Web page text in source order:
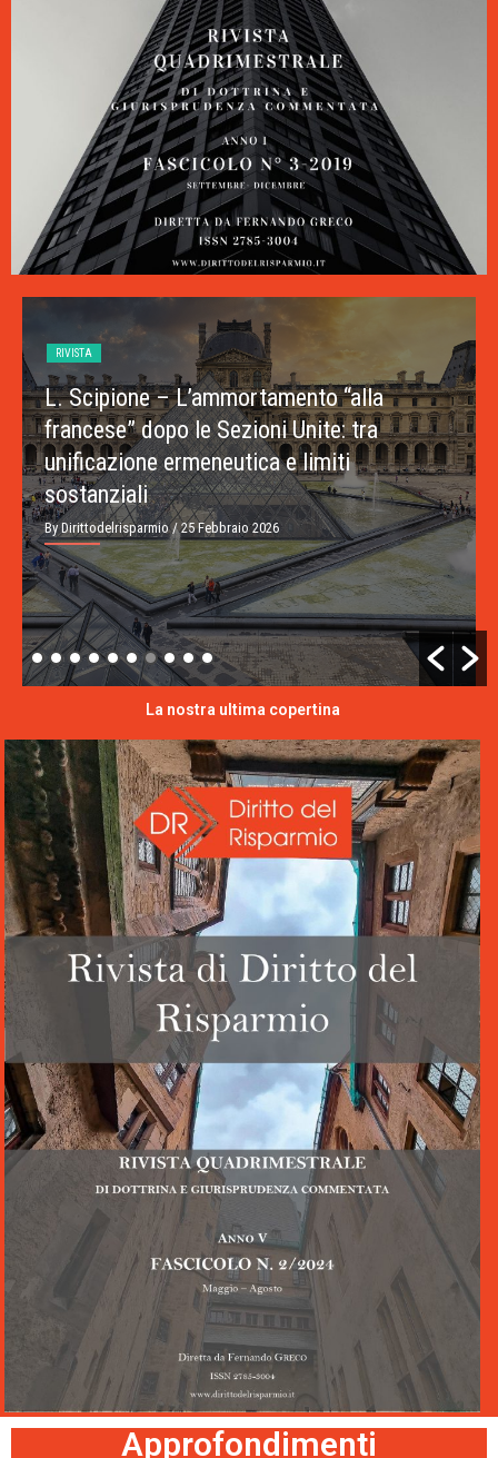
RIVISTA
L. Scipione – L’ammortamento “alla
francese” dopo le Sezioni Unite: tra
unificazione ermeneutica e limiti
sostanziali
By Dirittodelrisparmio/ 25 Febbraio 2026
La nostra ultima copertina
Approfondimenti